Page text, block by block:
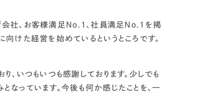
会社、お客様満足No.1、社員満足No.1を掲
向けた経営を始めているというところです。
、いつもいつも感謝しております。 少しでも
なっています。今後も何か感じたことを、一